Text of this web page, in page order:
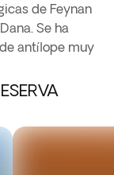
de Feynan
Se ha
antílope muy